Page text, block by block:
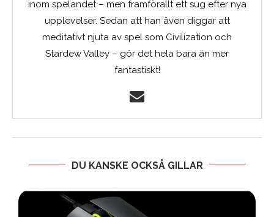
inom spelandet – men framförallt ett sug efter nya
upplevelser. Sedan att han även diggar att
meditativt njuta av spel som Civilization och
Stardew Valley – gör det hela bara än mer
fantastiskt!
DU KANSKE OCKSÅ GILLAR